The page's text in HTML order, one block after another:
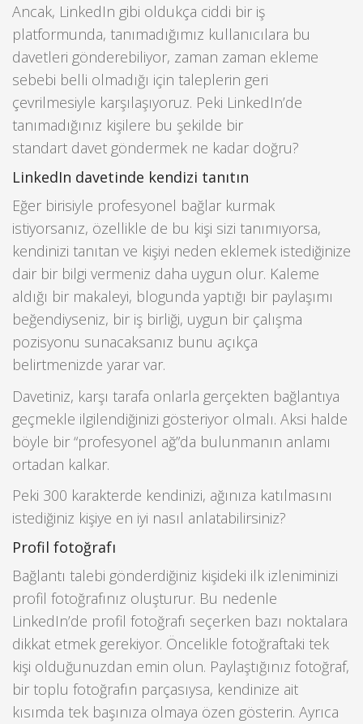
Ancak, LinkedIn gibi oldukça ciddi bir iş
platformunda, tanımadığımız kullanıcılara bu
davetleri gönderebiliyor, zaman zaman ekleme
sebebi belli olmadığı için taleplerin geri
çevrilmesiyle karşılaşıyoruz. Peki LinkedIn’de
tanımadığınız kişilere bu şekilde bir
standart davet göndermek ne kadar doğru?
LinkedIn davetinde kendizi tanıtın
Eğer birisiyle profesyonel bağlar kurmak
istiyorsanız, özellikle de bu kişi sizi tanımıyorsa,
kendinizi tanıtan ve kişiyi neden eklemek istediğinize
dair bir bilgi vermeniz daha uygun olur. Kaleme
aldığı bir makaleyi, blogunda yaptığı bir paylaşımı
beğendiyseniz, bir iş birliği, uygun bir çalışma
pozisyonu sunacaksanız bunu açıkça
belirtmenizde yarar var.
Davetiniz, karşı tarafa onlarla gerçekten bağlantıya
geçmekle ilgilendiğinizi gösteriyor olmalı. Aksi halde
böyle bir “profesyonel ağ”da bulunmanın anlamı
ortadan kalkar.
Peki 300 karakterde kendinizi, ağınıza katılmasını
istediğiniz kişiye en iyi nasıl anlatabilirsiniz?
Profil fotoğrafı
Bağlantı talebi gönderdiğiniz kişideki ilk izleniminizi
profil fotoğrafınız oluşturur. Bu nedenle
LinkedIn’de profil fotoğrafı seçerken bazı noktalara
dikkat etmek gerekiyor. Öncelikle fotoğraftaki tek
kişi olduğunuzdan emin olun. Paylaştığınız fotoğraf,
bir toplu fotoğrafın parçasıysa, kendinize ait
kısımda tek başınıza olmaya özen gösterin. Ayrıca